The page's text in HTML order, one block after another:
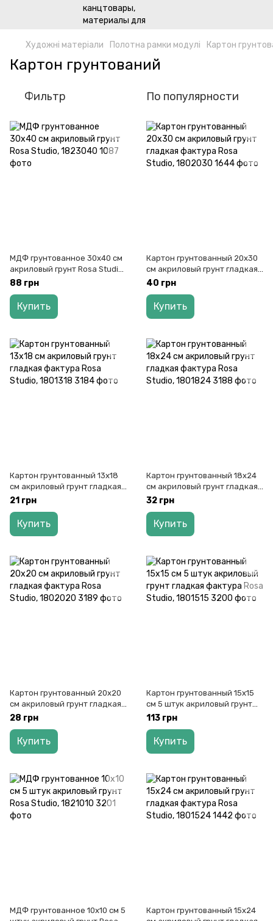
Художні матеріали Полотна рамки модулі Картон
Картон грунтований
Фильтр По популярности
МДФ грунтованное 30х40 см
акриловый грунт Rosa Studio,
1823040
88 грн
Купить
Картон грунтованный 20x30
см акриловый грунт гладкая
фактура Rosa Studio, 1802030
40 грн
Купить
Картон грунтованный 13х18
см акриловый грунт гладкая
фактура Rosa Studio, 1801318
21 грн
Купить
Картон грунтованный 18x24
см акриловый грунт гладкая
фактура Rosa Studio, 1801824
32 грн
Купить
Картон грунтованный 20x20
см акриловый грунт гладкая
фактура Rosa Studio, 1802020
28 грн
Купить
Картон грунтованный 15х15
см 5 штук акриловый грунт
гладкая фактура Rosa Studio,
113 грн
Купить
МДФ грунтованное 10х10 см 5
Картон грунтованный 15х24